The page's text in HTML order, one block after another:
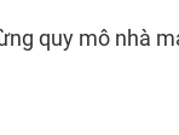
quy mô nhà